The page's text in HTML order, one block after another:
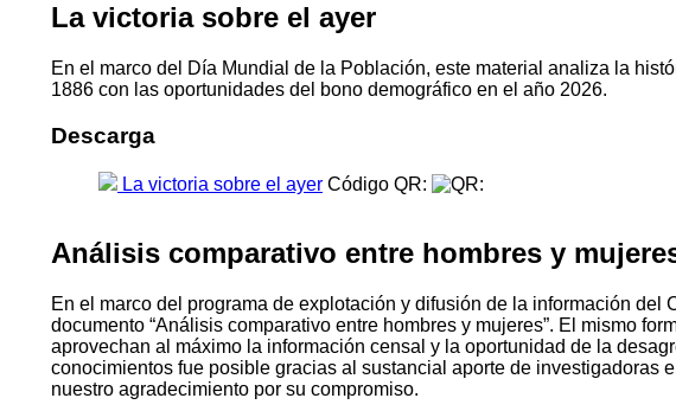
La victoria sobre el ayer
En el marco del Día Mundial de la Población, este material analiza la
1886 con las oportunidades del bono demográfico en el año 2026.
Descarga
La victoria sobre el ayer Código QR:
Análisis comparativo entre hombres y
En el marco del programa de explotación y difusión de la información
documento “Análisis comparativo entre hombres y mujeres”. El mismo
aprovechan al máximo la información censal y la oportunidad de la
conocimientos fue posible gracias al sustancial aporte de investigadoras
nuestro agradecimiento por su compromiso.